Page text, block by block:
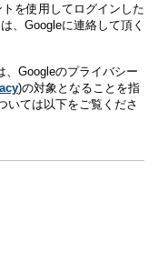
を使用してログインした
、Googleに連絡して頂く
、Googleのプライバシー
)の対象となることを指
いては以下をご覧くださ